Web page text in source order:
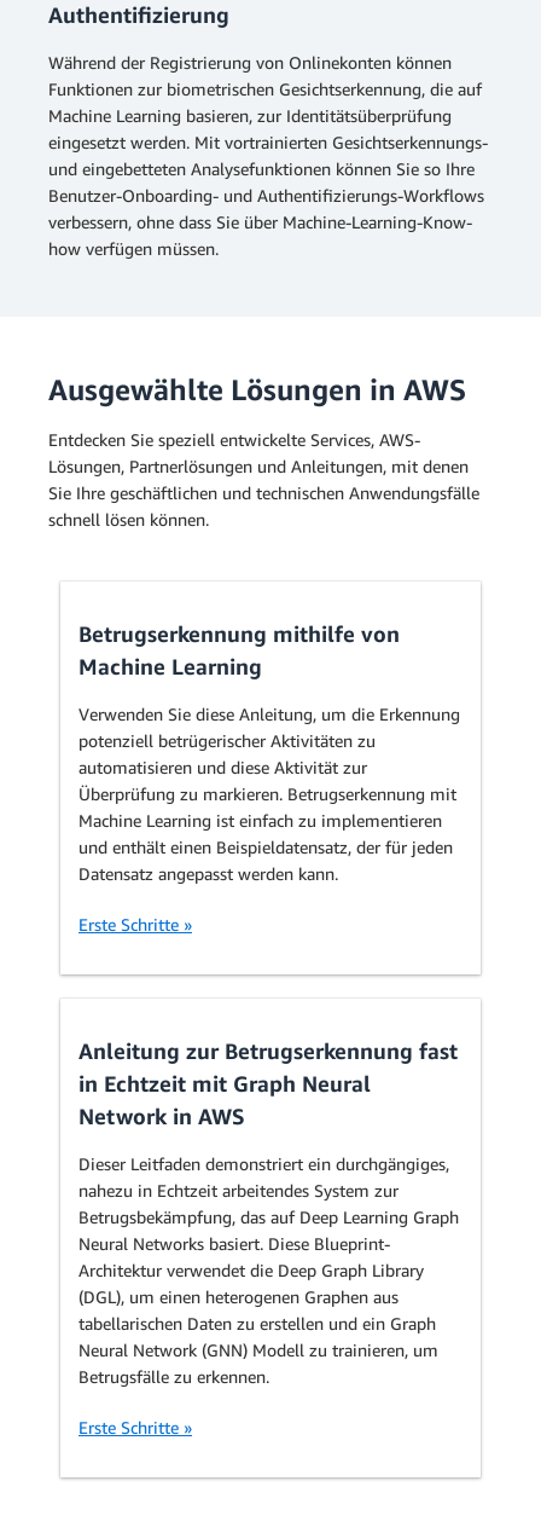
Authentifizierung
Während der Registrierung von Onlinekonten können
Funktionen zur biometrischen Gesichtserkennung, die auf
Machine Learning basieren, zur Identitätsüberprüfung
eingesetzt werden. Mit vortrainierten Gesichtserkennungs-
und eingebetteten Analysefunktionen können Sie so Ihre
Benutzer-Onboarding- und Authentifizierungs-Workflows
verbessern, ohne dass Sie über Machine-Learning-Know-
how verfügen müssen.
Ausgewählte Lösungen in AWS
Entdecken Sie speziell entwickelte Services, AWS-
Lösungen, Partnerlösungen und Anleitungen, mit denen
Sie Ihre geschäftlichen und technischen Anwendungsfälle
schnell lösen können.
Betrugserkennung mithilfe von
Machine Learning
Verwenden Sie diese Anleitung, um die Erkennung
potenziell betrügerischer Aktivitäten zu
automatisieren und diese Aktivität zur
Überprüfung zu markieren. Betrugserkennung mit
Machine Learning ist einfach zu implementieren
und enthält einen Beispieldatensatz, der für jeden
Datensatz angepasst werden kann.
Erste Schritte »
Anleitung zur Betrugserkennung fast
in Echtzeit mit Graph Neural
Network in AWS
Dieser Leitfaden demonstriert ein durchgängiges,
nahezu in Echtzeit arbeitendes System zur
Betrugsbekämpfung, das auf Deep Learning Graph
Neural Networks basiert. Diese Blueprint-
Architektur verwendet die Deep Graph Library
(DGL), um einen heterogenen Graphen aus
tabellarischen Daten zu erstellen und ein Graph
Neural Network (GNN) Modell zu trainieren, um
Betrugsfälle zu erkennen.
Erste Schritte »